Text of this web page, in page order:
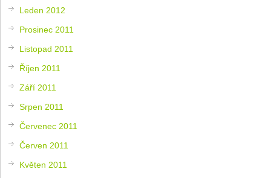
Leden 2012
Prosinec 2011
Listopad 2011
Říjen 2011
Září 2011
Srpen 2011
Červenec 2011
Červen 2011
Květen 2011